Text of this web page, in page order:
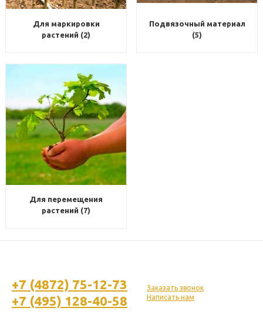
Для маркировки
растений (2)
Подвязочный материал
(5)
Для перемещения
растений (7)
+7 (4872) 75-12-73
+7 (495) 128-40-58
Заказать звонок
Написать нам